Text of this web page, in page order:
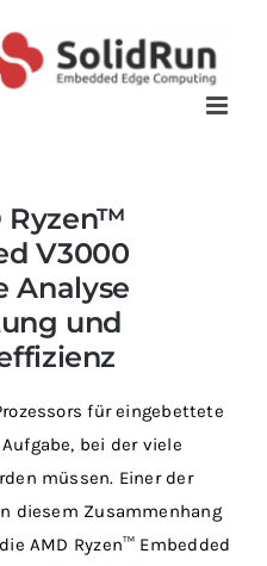
Ryzen™
V3000
Analyse
und
für eingebettete
bei der viele
müssen. Einer der
diesem Zusammenhang
AMD Ryzen™ Embedded